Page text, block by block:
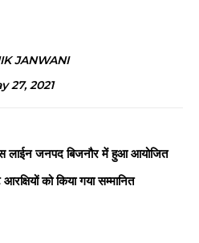
JANWANI
27, 2021
लाईन जनपद बिजनौर में हुआ आयोजित
को किया गया सम्मानित